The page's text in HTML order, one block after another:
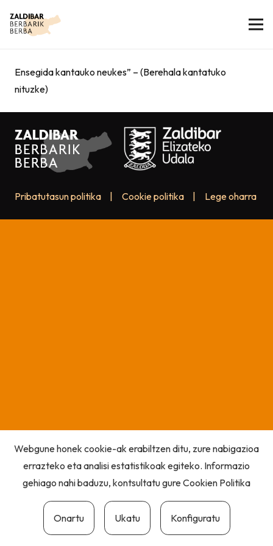
Ensegida kantauko neukes” – (Berehala kantatuko
nituzke)
Pribatutasun politika Cookie politika Lege oharra
Webgune honek cookie-ak erabiltzen ditu, zure nabigazioa
errazteko eta analisi estatistikoak egiteko. Informazio
gehiago nahi baduzu, kontsultatu gureCookien Politika
Onartu Ukatu Konfiguratu